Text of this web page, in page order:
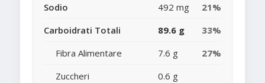
Sodio
492 mg
21%
Carboidrati Totali
89.6 g
33%
Fibra Alimentare
7.6 g
27%
Zuccheri
0.6 g